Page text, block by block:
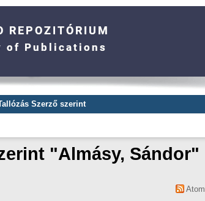
Szerző szerint
"Almásy, Sándor"
Atom